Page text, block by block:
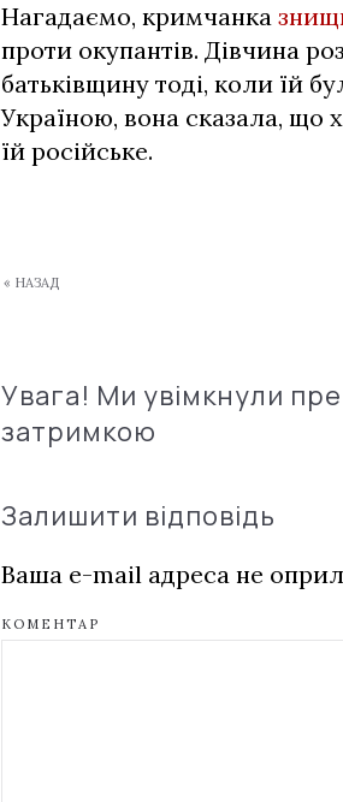
Нагадаємо, кримчанка
проти окупантів. Дівчина
батьківщину тоді, коли їй
Україною, вона сказала, що
їй російське.
« НАЗАД
Увага! Ми увімкнули
затримкою
Залишити відповідь
Ваша e-mail адреса не
КОМЕНТАР